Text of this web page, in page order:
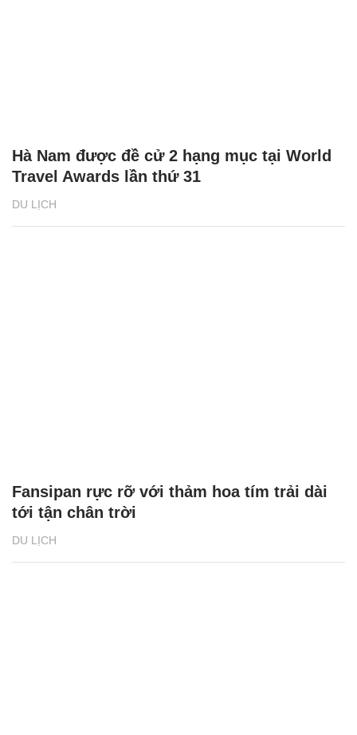
DU LỊCH
Hà Nam được đề cử 2 hạng mục tại World
Travel Awards lần thứ 31
DU LỊCH
Fansipan rực rỡ với thảm hoa tím trải dài
tới tận chân trời